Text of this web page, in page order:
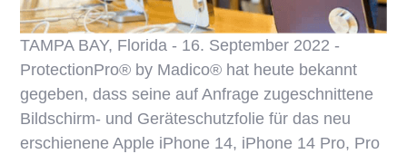
TAMPA BAY, Florida - 16. September 2022 -
ProtectionPro® by Madico® hat heute bekannt
gegeben, dass seine auf Anfrage zugeschnittene
Bildschirm- und Geräteschutzfolie für das neu
erschienene Apple iPhone 14, iPhone 14 Pro, Pro